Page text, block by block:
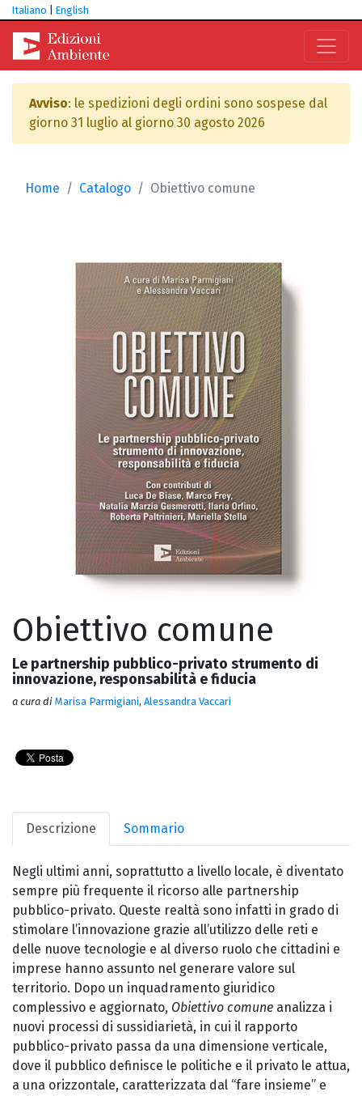
Italiano English
Avviso: le spedizioni degli ordini sono sospese dal
giorno 31 luglio al giorno 30 agosto 2026
Home Catalogo Obiettivo comune
Obiettivo comune
Le partnership pubblico-privato strumento di
innovazione, responsabilità e fiducia
a cura di Marisa Parmigiani, Alessandra Vaccari
Descrizione Sommario
Negli ultimi anni, soprattutto a livello locale, è diventato
sempre più frequente il ricorso alle partnership
pubblico-privato. Queste realtà sono infatti in grado di
stimolare l’innovazione grazie all’utilizzo delle reti e
delle nuove tecnologie e al diverso ruolo che cittadini e
imprese hanno assunto nel generare valore sul
territorio. Dopo un inquadramento giuridico
complessivo e aggiornato, Obiettivo comune analizza i
nuovi processi di sussidiarietà, in cui il rapporto
pubblico-privato passa da una dimensione verticale,
dove il pubblico definisce le politiche e il privato le attua,
a una orizzontale, caratterizzata dal “fare insieme” e